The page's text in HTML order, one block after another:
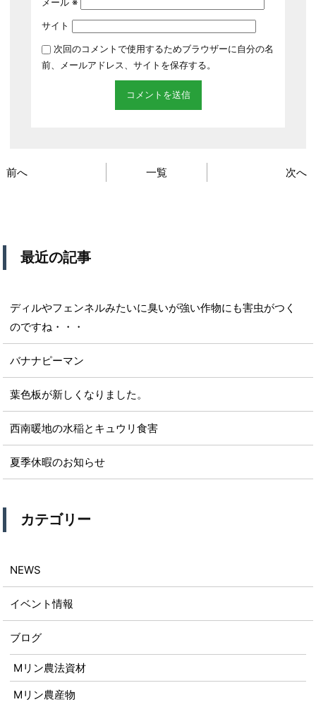
サイト
次回のコメントで使用するためブラウザーに自分の名
前、メールアドレス、サイトを保存する。
前へ 一覧 次へ
最近の記事
ディルやフェンネルみたいに臭いが強い作物にも害虫がつく
のですね・・・
バナナピーマン
葉色板が新しくなりました。
西南暖地の水稲とキュウリ食害
夏季休暇のお知らせ
カテゴリー
NEWS
イベント情報
ブログ
Mリン農法資材
Mリン農産物